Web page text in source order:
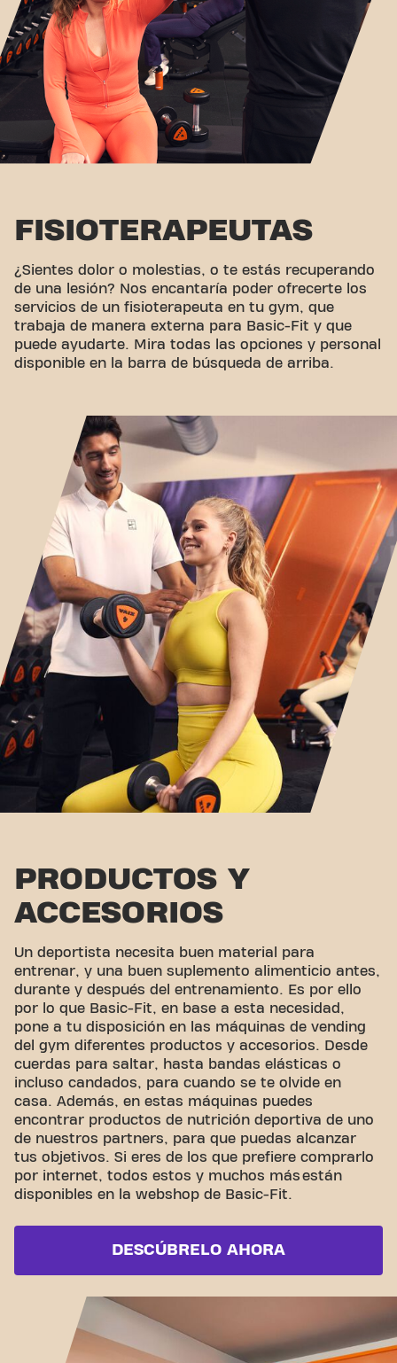
FISIOTERAPEUTAS
¿Sientes dolor o molestias, o te estás recuperando
de una lesión? Nos encantaría poder ofrecerte los
servicios de un fisioterapeuta en tu gym, que
trabaja de manera externa para Basic-Fit y que
puede ayudarte. Mira todas las opciones y personal
disponible en la barra de búsqueda de arriba.
PRODUCTOS Y
ACCESORIOS
Un deportista necesita buen material para
entrenar, y una buen suplemento alimenticio antes,
durante y después del entrenamiento. Es por ello
por lo que Basic-Fit, en base a esta necesidad,
pone a tu disposición en las máquinas de vending
del gym diferentes productos y accesorios. Desde
cuerdas para saltar, hasta bandas elásticas o
incluso candados, para cuando se te olvide en
casa. Además, en estas máquinas puedes
encontrar productos de nutrición deportiva de uno
de nuestros partners, para que puedas alcanzar
tus objetivos. Si eres de los que prefiere comprarlo
por internet, todos estos y muchos más están
disponibles en la webshop de Basic-Fit.
DESCÚBRELO AHORA